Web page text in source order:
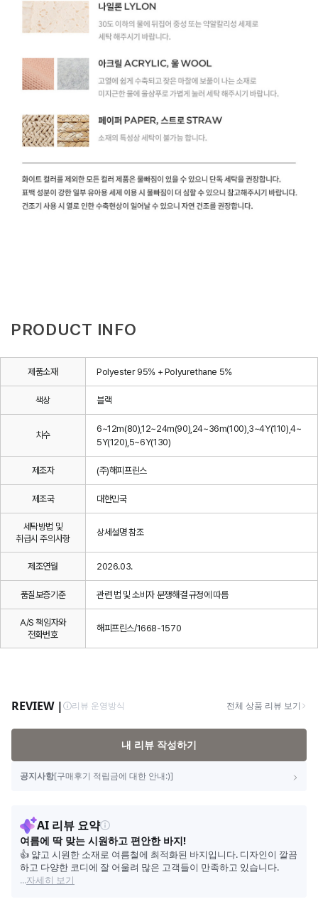
PRODUCT INFO
제품소재 Polyester 95% + Polyurethane 5%
색상 블랙
치수
6~12m(80),12~24m(90),24~36m(100),3~4Y(110),4~
5Y(120),5~6Y(130)
제조자 (주)해피프린스
제조국 대한민국
세탁방법 및
취급시 주의사항
상세설명 참조
제조연월 2026.03.
품질보증기준 관련 법 및 소비자 분쟁해결 규정에 따름
A/S 책임자와
전화번호
해피프린스/1668-1570